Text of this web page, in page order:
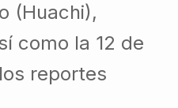
(Huachi),
como la 12 de
reportes